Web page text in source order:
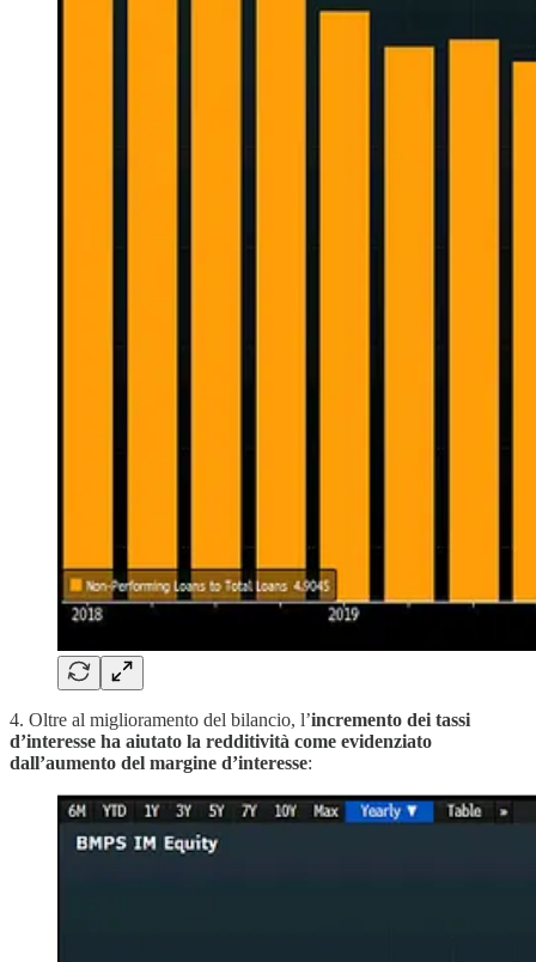
4. Oltre al miglioramento del bilancio, l’incremento dei tassi
d’interesse ha aiutato la redditività come evidenziato
dall’aumento del margine d’interesse: